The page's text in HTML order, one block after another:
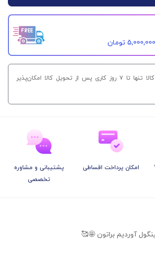
امکان بازگشت کالا تنها تا ۷ روز کاری پس از تحویل کالا امکان‌پذیر
تا 7
امکان پرداخت اقساطی
پشتیبانی و مشاوره
تخصصی
آوردیم براتون 🤩🥰